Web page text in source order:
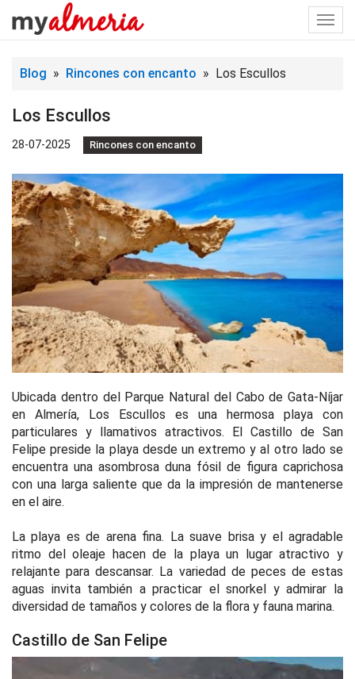
Blog » Rincones con encanto » Los Escullos
Los Escullos
28-07-2025 Rincones con encanto
Ubicada dentro del Parque Natural del Cabo de Gata-Níjar
en Almería, Los Escullos es una hermosa playa con
particulares y llamativos atractivos. El Castillo de San
Felipe preside la playa desde un extremo y al otro lado se
encuentra una asombrosa duna fósil de figura caprichosa
con una larga saliente que da la impresión de mantenerse
en el aire.
La playa es de arena fina. La suave brisa y el agradable
ritmo del oleaje hacen de la playa un lugar atractivo y
relajante para descansar. La variedad de peces de estas
aguas invita también a practicar el snorkel y admirar la
diversidad de tamaños y colores de la flora y fauna marina.
Castillo de San Felipe